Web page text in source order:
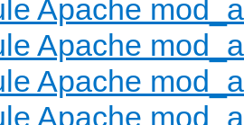
Apache
Apache
Apache
Apache